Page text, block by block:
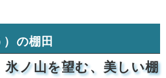
の棚田
氷ノ山を望む、美しい棚